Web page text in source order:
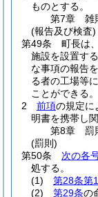
ものとする。
第7章
雑
(報告及び検査)
第49条
町長は、
施設を設置す
な事項の報告
る者の工場等
ことができる。
2
前項の規定に
明書を携帯し
第8章
罰
(罰則)
第50条
次の各
処する。
(1)
第28条第
(2)
第29条の